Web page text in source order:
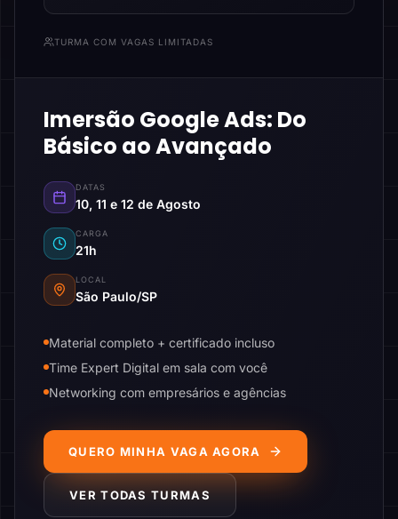
TURMA COM VAGAS LIMITADAS
Imersão Google Ads: Do
Básico ao Avançado
DATAS
10, 11 e 12 de Agosto
CARGA
21h
LOCAL
São Paulo/SP
Material completo + certificado incluso
Time Expert Digital em sala com você
Networking com empresários e agências
QUERO MINHA VAGA AGORA
VER TODAS TURMAS